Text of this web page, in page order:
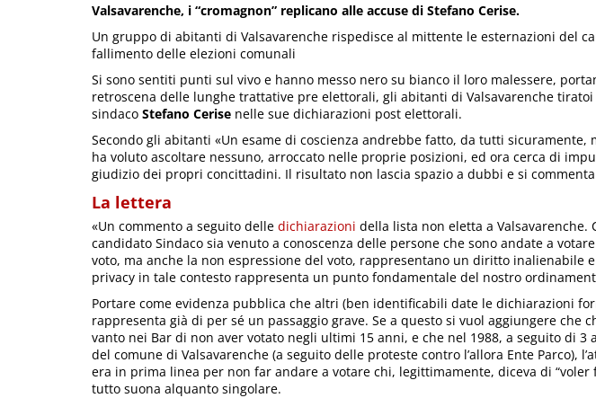
Valsavarenche, i “cromagnon” replicano alle accuse di Stefano Cerise.
Un gruppo di abitanti di Valsavarenche rispedisce al mittente le esternazioni del
fallimento delle elezioni comunali
Si sono sentiti punti sul vivo e hanno messo nero su bianco il loro malessere,
retroscena delle lunghe trattative pre elettorali, gli abitanti di Valsavarenche
sindaco Stefano Cerise nelle sue dichiarazioni post elettorali.
Secondo gli abitanti «Un esame di coscienza andrebbe fatto, da tutti sicuramente,
ha voluto ascoltare nessuno, arroccato nelle proprie posizioni, ed ora cerca di
giudizio dei propri concittadini. Il risultato non lascia spazio a dubbi e si commenta
La lettera
«Un commento a seguito delle dichiarazioni della lista non eletta a Valsavarenche.
candidato Sindaco sia venuto a conoscenza delle persone che sono andate a
voto, ma anche la non espressione del voto, rappresentano un diritto inalienabile
privacy in tale contesto rappresenta un punto fondamentale del nostro
Portare come evidenza pubblica che altri (ben identificabili date le dichiarazioni
rappresenta già di per sé un passaggio grave. Se a questo si vuol aggiungere che
vanto nei Bar di non aver votato negli ultimi 15 anni, e che nel 1988, a seguito di 3
del comune di Valsavarenche (a seguito delle proteste contro l’allora Ente Parco),
era in prima linea per non far andare a votare chi, legittimamente, diceva di “voler
tutto suona alquanto singolare.